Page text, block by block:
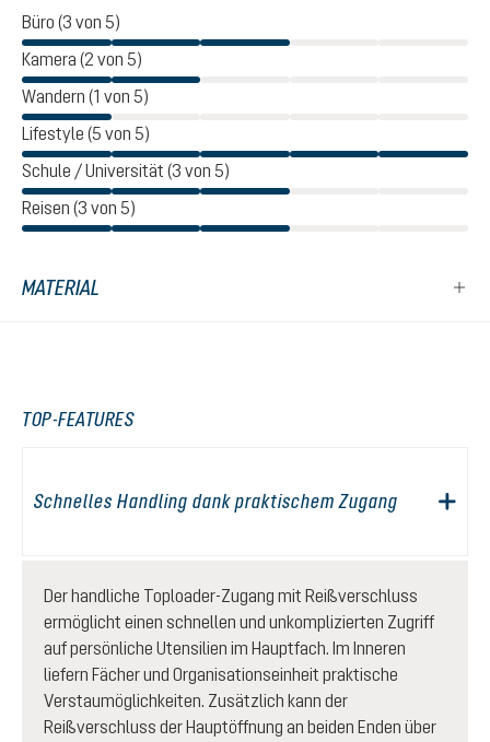
Büro (3 von 5)
Kamera (2 von 5)
Wandern (1 von 5)
Lifestyle (5 von 5)
Schule / Universität (3 von 5)
Reisen (3 von 5)
MATERIAL
TOP-FEATURES
Schnelles Handling dank praktischem Zugang
Der handliche Toploader-Zugang mit Reißverschluss
ermöglicht einen schnellen und unkomplizierten Zugriff
auf persönliche Utensilien im Hauptfach. Im Inneren
liefern Fächer und Organisationseinheit praktische
Verstaumöglichkeiten. Zusätzlich kann der
Reißverschluss der Hauptöffnung an beiden Enden über